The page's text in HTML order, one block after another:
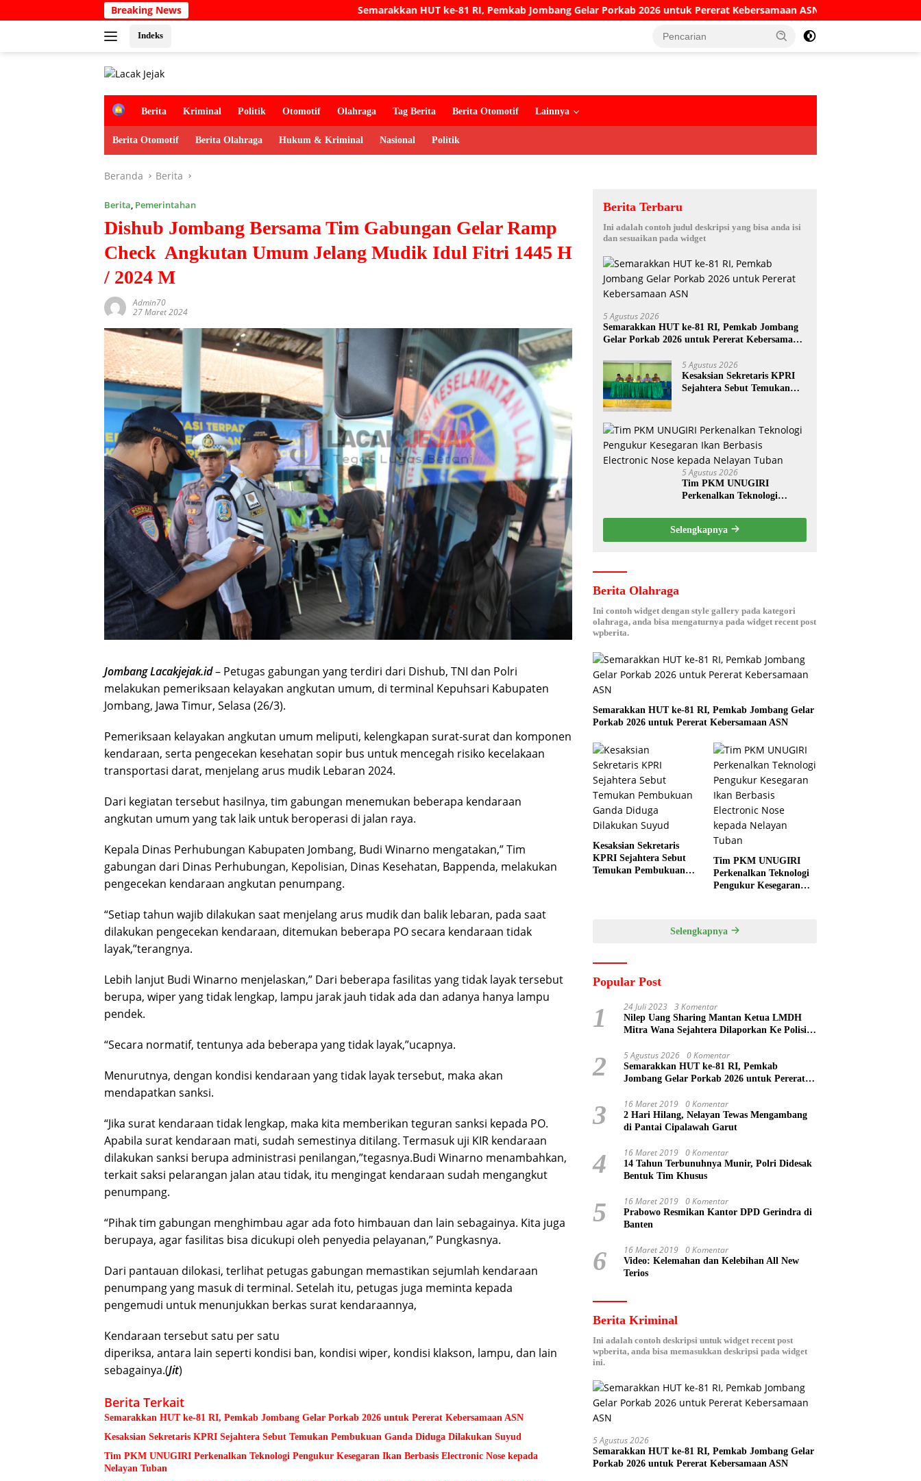
ke
Breaking News Semarakkan HUT ke-81 RI, Pemkab Jombang Gelar Porkab 2026 untuk Pererat Kebersamaan ASN Kesaksian Sekretaris KPRI
Indeks
H
e
Berita Kriminal Politik Otomotif Olahraga Tag Berita Berita Otomotif Lainnya
Berita Otomotif Berita Olahraga Hukum & Kriminal Nasional Politik
Beranda Berita
Berita Pemerintahan
Dishub Jombang Bersama Tim Gabungan Gelar Ramp
Check Angkutan Umum Jelang Mudik Idul Fitri 1445 H
/ 2024 M
Admin70
27 Maret 2024
Jombang Lacakjejak.id– Petugas gabungan yang terdiri dari Dishub, TNI dan Polri
melakukan pemeriksaan kelayakan angkutan umum, di terminal Kepuhsari Kabupaten
Jombang, Jawa Timur, Selasa (26/3).
Pemeriksaan kelayakan angkutan umum meliputi, kelengkapan surat-surat dan komponen
kendaraan, serta pengecekan kesehatan sopir bus untuk mencegah risiko kecelakaan
transportasi darat, menjelang arus mudik Lebaran 2024.
Dari kegiatan tersebut hasilnya, tim gabungan menemukan beberapa kendaraan
angkutan umum yang tak laik untuk beroperasi di jalan raya.
Kepala Dinas Perhubungan Kabupaten Jombang, Budi Winarno mengatakan,” Tim
gabungan dari Dinas Perhubungan, Kepolisian, Dinas Kesehatan, Bappenda, melakukan
pengecekan kendaraan angkutan penumpang.
“Setiap tahun wajib dilakukan saat menjelang arus mudik dan balik lebaran, pada saat
dilakukan pengecekan kendaraan, ditemukan beberapa PO secara kendaraan tidak
layak,”terangnya.
Lebih lanjut Budi Winarno menjelaskan,” Dari beberapa fasilitas yang tidak layak tersebut
berupa, wiper yang tidak lengkap, lampu jarak jauh tidak ada dan adanya hanya lampu
pendek.
“Secara normatif, tentunya ada beberapa yang tidak layak,”ucapnya.
Menurutnya, dengan kondisi kendaraan yang tidak layak tersebut, maka akan
mendapatkan sanksi.
“Jika surat kendaraan tidak lengkap, maka kita memberikan teguran sanksi kepada PO.
Apabila surat kendaraan mati, sudah semestinya ditilang. Termasuk uji KIR kendaraan
dilakukan sanksi berupa administrasi penilangan,”tegasnya.Budi Winarno menambahkan,
terkait saksi pelarangan jalan atau tidak, itu mengingat kendaraan sudah mengangkut
penumpang.
“Pihak tim gabungan menghimbau agar ada foto himbauan dan lain sebagainya. Kita juga
berupaya, agar fasilitas bisa dicukupi oleh penyedia pelayanan,” Pungkasnya.
Dari pantauan dilokasi, terlihat petugas gabungan memastikan sejumlah kendaraan
penumpang yang masuk di terminal. Setelah itu, petugas juga meminta kepada
pengemudi untuk menunjukkan berkas surat kendaraannya,
Kendaraan tersebut satu per satu
diperiksa, antara lain seperti kondisi ban, kondisi wiper, kondisi klakson, lampu, dan lain
sebagainya.(Jit)
Berita Terkait
Semarakkan HUT ke-81 RI, Pemkab Jombang Gelar Porkab 2026 untuk Pererat Kebersamaan ASN
Kesaksian Sekretaris KPRI Sejahtera Sebut Temukan Pembukuan Ganda Diduga Dilakukan Suyud
Tim PKM UNUGIRI Perkenalkan Teknologi Pengukur Kesegaran Ikan Berbasis Electronic Nose kepada
Nelayan Tuban
Berita Terbaru
Ini adalah contoh judul deskripsi yang bisa anda isi
dan sesuaikan pada widget
5 Agustus 2026
Semarakkan HUT ke-81 RI, Pemkab Jombang
Gelar Porkab 2026 untuk Pererat Kebersamaan
5 Agustus 2026
Kesaksian Sekretaris KPRI
Sejahtera Sebut Temukan
5 Agustus 2026
Tim PKM UNUGIRI
Perkenalkan Teknologi
Berbasis Electronic Nose
kepada Nelayan Tuban
Selengkapnya
Berita Olahraga
Ini contoh widget dengan style gallery pada kategori
olahraga, anda bisa mengaturnya pada widget recent post
wpberita.
Semarakkan HUT ke-81 RI, Pemkab Jombang Gelar
Porkab 2026 untuk Pererat Kebersamaan ASN
Kesaksian Sekretaris
KPRI Sejahtera Sebut
Temukan Pembukuan
Tim PKM UNUGIRI
Perkenalkan Teknologi
Pengukur Kesegaran
Selengkapnya
Popular Post
1 24 Juli 2023 3 Komentar
Nilep Uang Sharing Mantan Ketua LMDH
Mitra Wana Sejahtera Dilaporkan Ke Polisi
2 5 Agustus 2026 0 Komentar
Semarakkan HUT ke-81 RI, Pemkab
Jombang Gelar Porkab 2026 untuk Pererat
3 16 Maret 2019 0 Komentar
2 Hari Hilang, Nelayan Tewas Mengambang
di Pantai Cipalawah Garut
4 16 Maret 2019 0 Komentar
14 Tahun Terbunuhnya Munir, Polri Didesak
Bentuk Tim Khusus
5 16 Maret 2019 0 Komentar
Prabowo Resmikan Kantor DPD Gerindra di
Banten
6 16 Maret 2019 0 Komentar
Video: Kelemahan dan Kelebihan All New
Terios
Berita Kriminal
Ini adalah contoh deskripsi untuk widget recent post
wpberita, anda bisa memasukkan deskripsi pada widget
ini.
5 Agustus 2026
Semarakkan HUT ke-81 RI, Pemkab Jombang Gelar
Porkab 2026 untuk Pererat Kebersamaan ASN